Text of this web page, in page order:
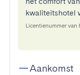
kwaliteitshotel
Licentienummer
Aankomst